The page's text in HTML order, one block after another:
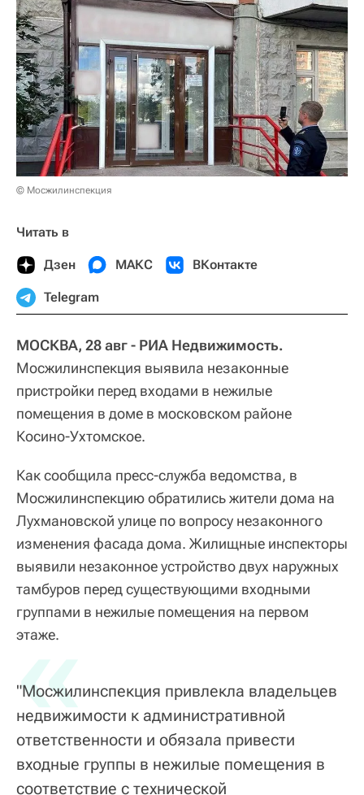
© Мосжилинспекция
Читать в
Дзен МАКС ВКонтакте
Telegram
МОСКВА, 28 авг - РИА Недвижимость.
Мосжилинспекция выявила незаконные
пристройки перед входами в нежилые
помещения в доме в московском районе
Косино-Ухтомское.
Как сообщила пресс-служба ведомства, в
Мосжилинспекцию обратились жители дома на
Лухмановской улице по вопросу незаконного
изменения фасада дома. Жилищные инспекторы
выявили незаконное устройство двух наружных
тамбуров перед существующими входными
группами в нежилые помещения на первом
этаже.
«
"Мосжилинспекция привлекла владельцев
недвижимости к административной
ответственности и обязала привести
входные группы в нежилые помещения в
соответствие с технической